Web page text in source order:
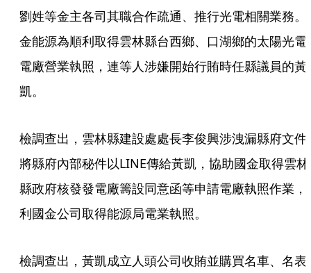
劉姓等金主各司其職合作疏通、推行光電相關業務。
金能源為順利取得雲林縣台西鄉、口湖鄉的太陽光電
電廠營業執照，連等人涉嫌開始行賄時任縣議員的黃
凱。
檢調查出，雲林縣建設處處長李俊興涉洩漏縣府文件
將縣府內部秘件以LINE傳給黃凱，協助國金取得雲林
縣政府核發發電廠籌設同意函等申請電廠執照作業，
利國金公司取得能源局電業執照。
檢調查出，黃凱成立人頭公司收賄並購買名車、名表